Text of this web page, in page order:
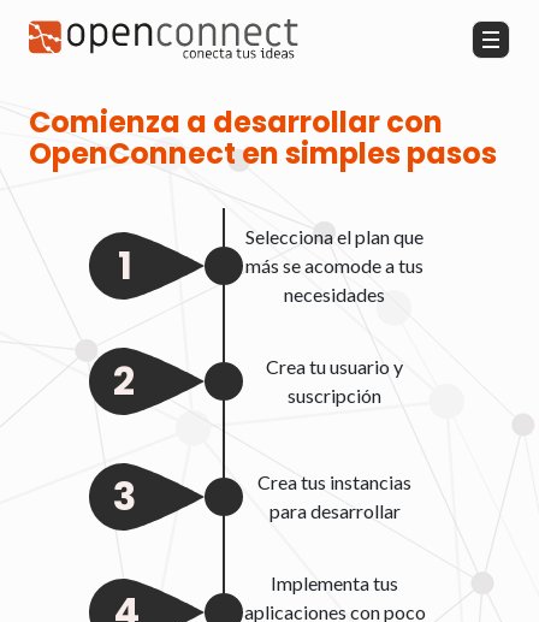
Blog
Comienza a desarrollar con
OpenConnect en simples pasos
1
Selecciona el plan que
más se acomode a tus
necesidades
2
Crea tu usuario y
suscripción
3
Crea tus instancias
para desarrollar
Implementa tus
aplicaciones con poco